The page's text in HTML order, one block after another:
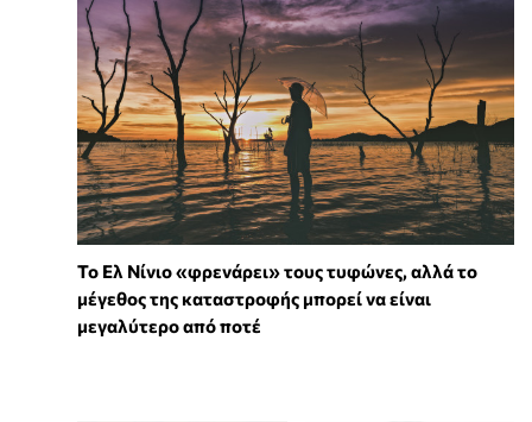
Το Ελ Νίνιο «φρενάρει» τους τυφώνες, αλλά το
μέγεθος της καταστροφής μπορεί να είναι
μεγαλύτερο από ποτέ